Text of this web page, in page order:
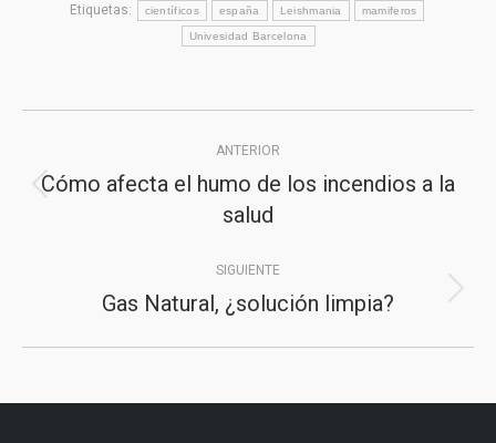
Etiquetas: científicos españa Leishmania mamiferos
Univesidad Barcelona
entre
publicaciones
ANTERIOR
Publicación
anterior:
Cómo afecta el humo de los incendios a la
salud
SIGUIENTE
Publicación
Gas Natural, ¿solución limpia?